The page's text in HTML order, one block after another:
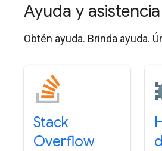
Ayuda y asistencia
Obtén ayuda. Brinda ayuda.
Stack
Overflow